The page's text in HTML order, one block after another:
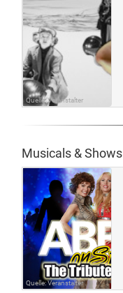
Quelle: Veranstalter
Musicals & Shows
Quelle: Veranstalter